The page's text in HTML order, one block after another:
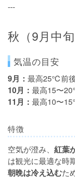
---
秋（9月中旬
気温の目安
9月： 最高25℃前
10月： 最高15〜
11月： 最高10〜
特徴
空気が澄み、 紅葉
は観光に最適な時
朝晩は冷え込むた